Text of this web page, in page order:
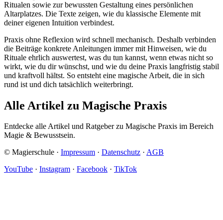
Ritualen sowie zur bewussten Gestaltung eines persönlichen
Altarplatzes. Die Texte zeigen, wie du klassische Elemente mit
deiner eigenen Intuition verbindest.
Praxis ohne Reflexion wird schnell mechanisch. Deshalb verbinden
die Beiträge konkrete Anleitungen immer mit Hinweisen, wie du
Rituale ehrlich auswertest, was du tun kannst, wenn etwas nicht so
wirkt, wie du dir wünschst, und wie du deine Praxis langfristig stabil
und kraftvoll hältst. So entsteht eine magische Arbeit, die in sich
rund ist und dich tatsächlich weiterbringt.
Alle Artikel zu Magische Praxis
Entdecke alle Artikel und Ratgeber zu Magische Praxis im Bereich
Magie & Bewusstsein.
© Magierschule · Impressum · Datenschutz · AGB
YouTube · Instagram · Facebook · TikTok